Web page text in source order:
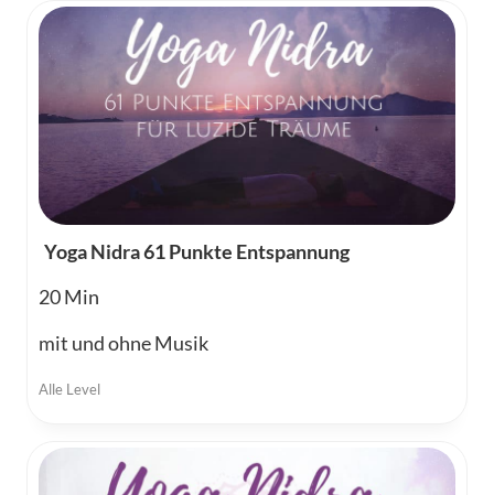
Yoga Nidra 61 Punkte Entspannung
20
mit und ohne Musik
Alle Level